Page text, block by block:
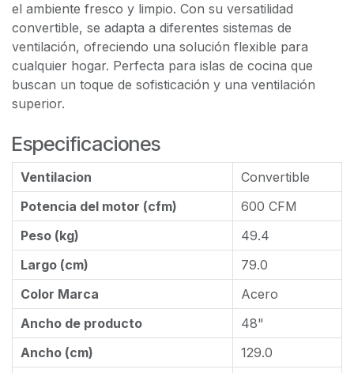
el ambiente fresco y limpio. Con su versatilidad
convertible, se adapta a diferentes sistemas de
ventilación, ofreciendo una solución flexible para
cualquier hogar. Perfecta para islas de cocina que
buscan un toque de sofisticación y una ventilación
superior.
Especificaciones
Ventilacion
Convertible
Potencia del motor (cfm)
600 CFM
Peso (kg)
49.4
Largo (cm)
79.0
Color Marca
Acero
Ancho de producto
48"
Ancho (cm)
129.0